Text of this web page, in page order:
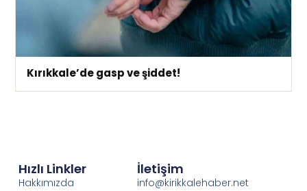
Kırıkkale’de gasp ve şiddet!
Hızlı Linkler
Hakkımızda
İletişim
info@kirikkalehaber.net